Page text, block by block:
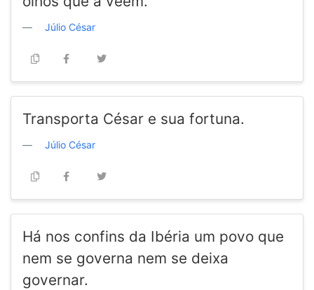
Júlio César
Transporta César e sua fortuna.
Júlio César
Há nos confins da Ibéria um povo que
nem se governa nem se deixa
governar.